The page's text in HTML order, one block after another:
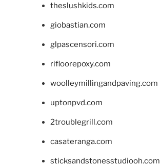
theslushkids.com
giobastian.com
glpascensori.com
rifloorepoxy.com
woolleymillingandpaving.com
uptonpvd.com
2troublegrill.com
casateranga.com
sticksandstonesstudiooh.com